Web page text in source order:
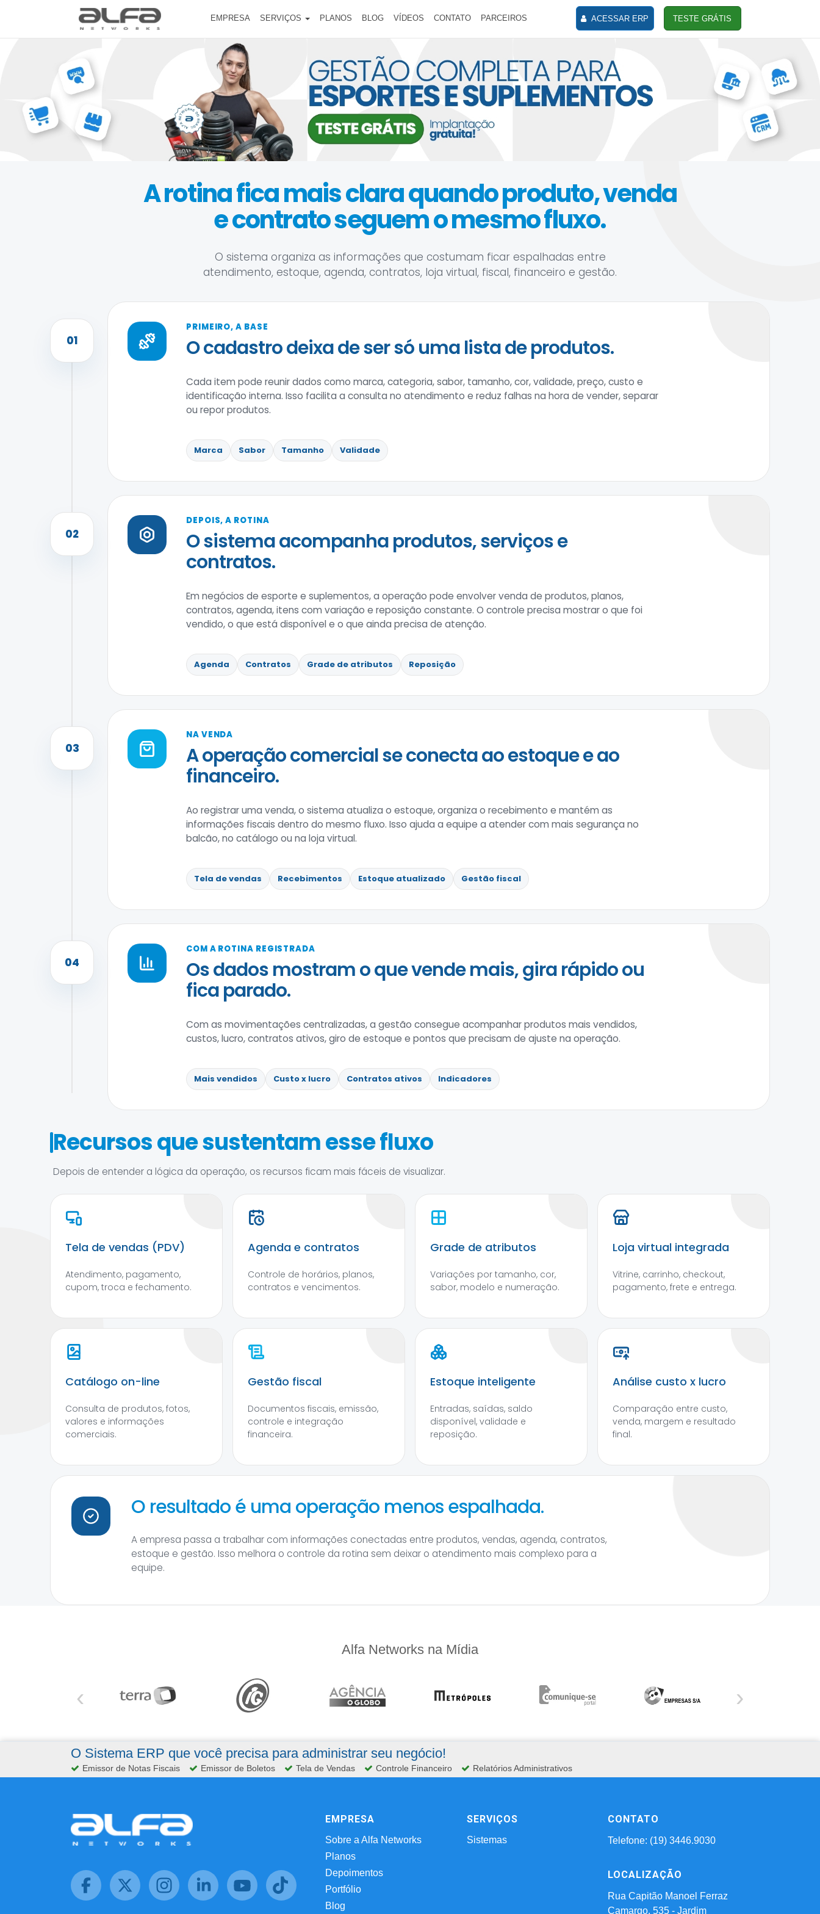
EMPRESA SERVIÇOS PLANOS BLOG VÍDEOS CONTATO PARCEIROS ACESSAR ERP TESTE GRÁTIS
A rotina fica mais clara quando produto, venda
e contrato seguem o mesmo fluxo.
O sistema organiza as informações que costumam ficar espalhadas entre
atendimento, estoque, agenda, contratos, loja virtual, fiscal, financeiro e gestão.
01
PRIMEIRO, A BASE
O cadastro deixa de ser só uma lista de produtos.
Cada item pode reunir dados como marca, categoria, sabor, tamanho, cor, validade, preço, custo e
identificação interna. Isso facilita a consulta no atendimento e reduz falhas na hora de vender, separar
ou repor produtos.
Marca Sabor Tamanho Validade
02
DEPOIS, A ROTINA
O sistema acompanha produtos, serviços e
contratos.
Em negócios de esporte e suplementos, a operação pode envolver venda de produtos, planos,
contratos, agenda, itens com variação e reposição constante. O controle precisa mostrar o que foi
vendido, o que está disponível e o que ainda precisa de atenção.
Agenda Contratos Grade de atributos Reposição
03
NA VENDA
A operação comercial se conecta ao estoque e ao
financeiro.
Ao registrar uma venda, o sistema atualiza o estoque, organiza o recebimento e mantém as
informações fiscais dentro do mesmo fluxo. Isso ajuda a equipe a atender com mais segurança no
balcão, no catálogo ou na loja virtual.
Tela de vendas Recebimentos Estoque atualizado Gestão fiscal
04
COM A ROTINA REGISTRADA
Os dados mostram o que vende mais, gira rápido ou
fica parado.
Com as movimentações centralizadas, a gestão consegue acompanhar produtos mais vendidos,
custos, lucro, contratos ativos, giro de estoque e pontos que precisam de ajuste na operação.
Mais vendidos Custo x lucro Contratos ativos Indicadores
Recursos que sustentam esse fluxo
Depois de entender a lógica da operação, os recursos ficam mais fáceis de visualizar.
Tela de vendas (PDV)
Atendimento, pagamento,
cupom, troca e fechamento.
Agenda e contratos
Controle de horários, planos,
contratos e vencimentos.
Grade de atributos
Variações por tamanho, cor,
sabor, modelo e numeração.
Loja virtual integrada
Vitrine, carrinho, checkout,
pagamento, frete e entrega.
Catálogo on-line
Consulta de produtos, fotos,
valores e informações
comerciais.
Gestão fiscal
Documentos fiscais, emissão,
controle e integração
financeira.
Estoque inteligente
Entradas, saídas, saldo
disponível, validade e
reposição.
Análise custo x lucro
Comparação entre custo,
venda, margem e resultado
final.
O resultado é uma operação menos espalhada.
A empresa passa a trabalhar com informações conectadas entre produtos, vendas, agenda, contratos,
estoque e gestão. Isso melhora o controle da rotina sem deixar o atendimento mais complexo para a
equipe.
Alfa Networks na Mídia
‹ ›
O Sistema ERP que você precisa para administrar seu negócio!
Emissor de Notas Fiscais Emissor de Boletos Tela de Vendas Controle Financeiro Relatórios Administrativos
EMPRESA
Sobre a Alfa Networks
Planos
Depoimentos
Portfólio
Blog
SERVIÇOS
Sistemas
CONTATO
Telefone: (19) 3446.9030
LOCALIZAÇÃO
Rua Capitão Manoel Ferraz
Camargo, 535 - Jardim